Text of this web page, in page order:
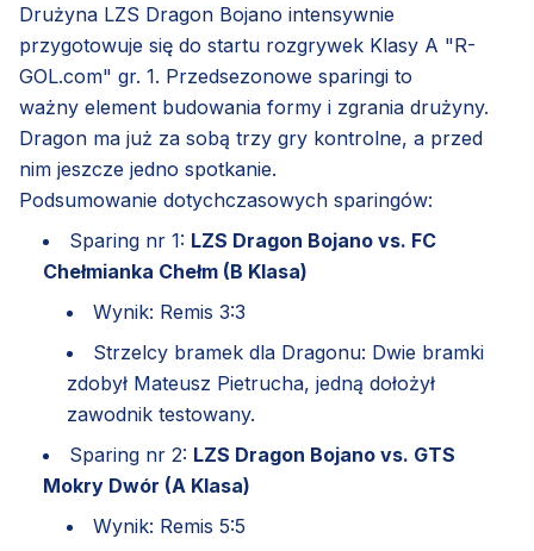
Drużyna LZS Dragon Bojano intensywnie
przygotowuje się do startu rozgrywek Klasy A "R-
GOL.com" gr. 1. Przedsezonowe sparingi to
ważny element budowania formy i zgrania drużyny.
Dragon ma już za sobą trzy gry kontrolne, a przed
nim jeszcze jedno spotkanie.
Podsumowanie dotychczasowych sparingów:
Sparing nr 1: LZS Dragon Bojano vs. FC
Chełmianka Chełm (B Klasa)
Wynik: Remis 3:3
Strzelcy bramek dla Dragonu: Dwie bramki
zdobył Mateusz Pietrucha, jedną dołożył
zawodnik testowany.
Sparing nr 2: LZS Dragon Bojano vs. GTS
Mokry Dwór (A Klasa)
Wynik: Remis 5:5